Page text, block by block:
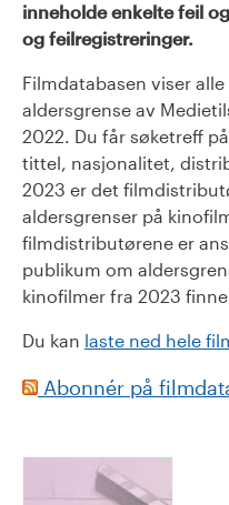
inneholde enkelte feil
og feilregistreringer.
Filmdatabasen viser
aldersgrense av
2022. Du får søketreff
tittel, nasjonalitet,
2023 er det
aldersgrenser på
filmdistributørene er
publikum om
kinofilmer fra 2023
Du kan laste ned hele
Abonnér på